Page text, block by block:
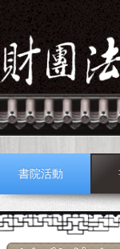
書院活動